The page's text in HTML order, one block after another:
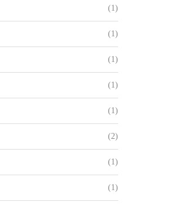
(1)
(1)
(1)
(1)
(1)
(2)
(1)
(1)